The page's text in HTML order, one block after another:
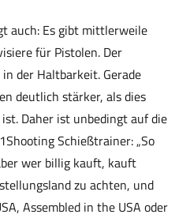
auch: Es gibt mittlerweile
für Pistolen. Der
der Haltbarkeit. Gerade
deutlich stärker, als dies
Daher ist unbedingt auf die
Schießtrainer: „So
wer billig kauft, kauft
zu achten, und
Assembled in the USA oder